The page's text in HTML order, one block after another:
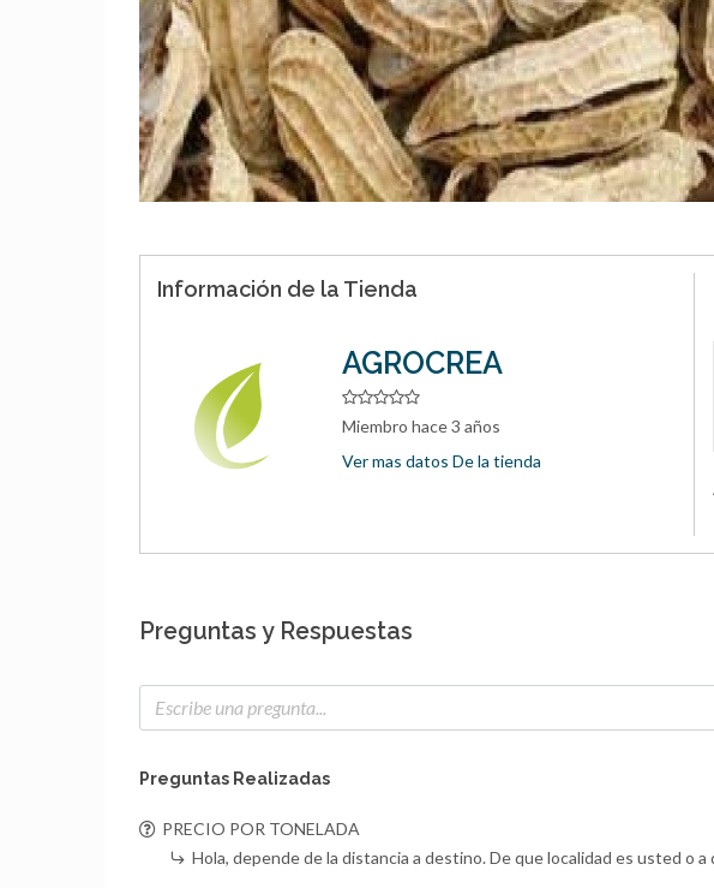
Información de la Tienda
AGROCREA
Miembro hace 3 años
Ver mas datos De la tienda
Preguntas y Respuestas
Preguntas Realizadas
PRECIO POR TONELADA
Hola, depende de la distancia a destino. De que localidad es usted o a